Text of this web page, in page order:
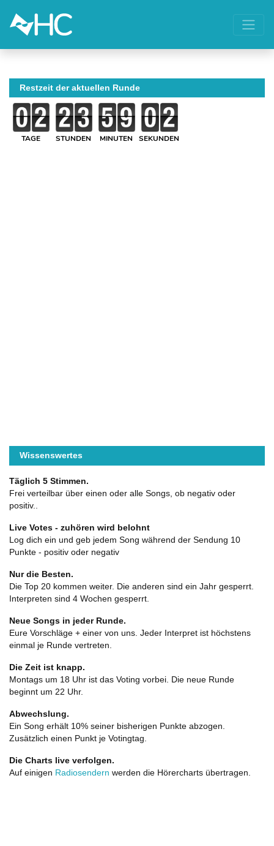
Restzeit der aktuellen Runde
TAGE STUNDEN MINUTEN SEKUNDEN
Wissenswertes
Täglich 5 Stimmen.
Frei verteilbar über einen oder alle Songs, ob negativ oder
positiv..
Live Votes - zuhören wird belohnt
Log dich ein und geb jedem Song während der Sendung 10
Punkte - positiv oder negativ
Nur die Besten.
Die Top 20 kommen weiter. Die anderen sind ein Jahr gesperrt.
Interpreten sind 4 Wochen gesperrt.
Neue Songs in jeder Runde.
Eure Vorschläge + einer von uns. Jeder Interpret ist höchstens
einmal je Runde vertreten.
Die Zeit ist knapp.
Montags um 18 Uhr ist das Voting vorbei. Die neue Runde
beginnt um 22 Uhr.
Abwechslung.
Ein Song erhält 10% seiner bisherigen Punkte abzogen.
Zusätzlich einen Punkt je Votingtag.
Die Charts live verfolgen.
Auf einigen Radiosendern werden die Hörercharts übertragen.